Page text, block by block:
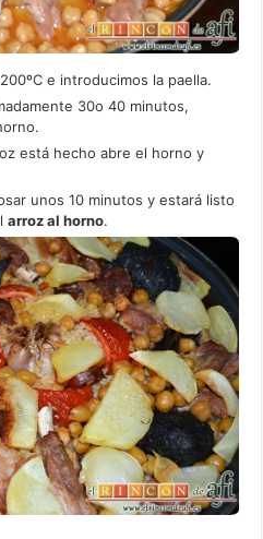
e introducimos la paella.
30o 40 minutos,
está hecho abre el horno y
unos 10 minutos y estará listo
arroz al horno.